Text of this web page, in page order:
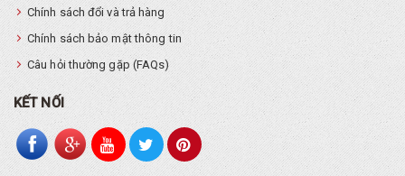
Chính sách đổi và trả hàng
Chính sách bảo mật thông tin
Câu hỏi thường gặp (FAQs)
KẾT NỐI